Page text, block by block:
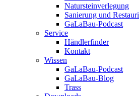
Natursteinverlegung
Sanierung und
GaLaBau-Podcast
Service
Händlerfinder
Kontakt
Wissen
GaLaBau-Podcast
GaLaBau-Blog
Trass